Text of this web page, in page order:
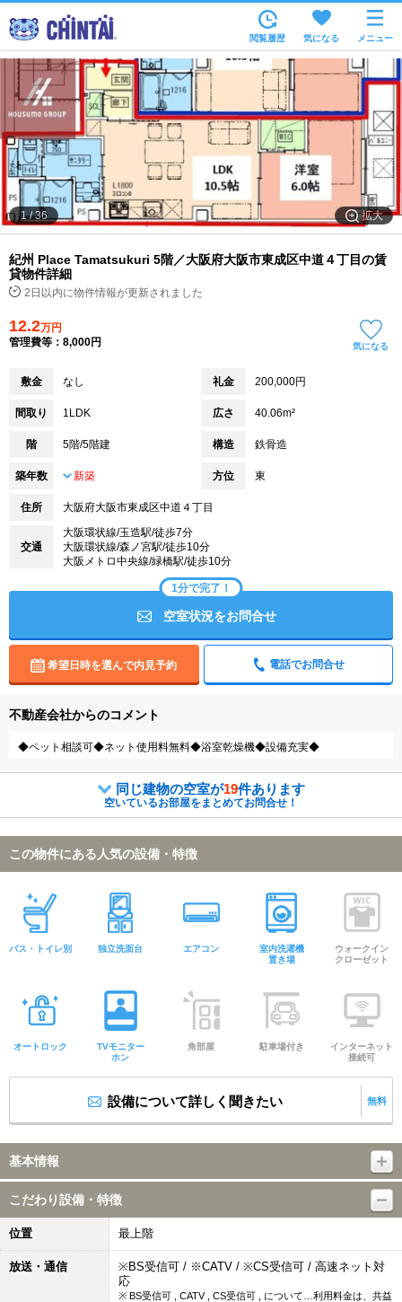
沿線・駅から
住所から
家賃相場から
通勤通学時間から
物件特集から
不動産会社から
TOP
閲覧履歴 気になる メニュー
拡大
1/36
紀州 Place Tamatsukuri 5階／大阪府大阪市東成区中道４丁目の賃
貸物件詳細
2日以内に物件情報が更新されました
12.2万円
管理費等：8,000円
気になる
敷金 なし 礼金 200,000円
間取り 1LDK 広さ 40.06m²
階 5階/5階建 構造 鉄骨造
築年数 新築 方位 東
住所 大阪府大阪市東成区中道４丁目
交通
大阪環状線/玉造駅/徒歩7分
大阪環状線/森ノ宮駅/徒歩10分
大阪メトロ中央線/緑橋駅/徒歩10分
1分で完了！
空室状況をお問合せ
希望日時を選んで内見予約 電話でお問合せ
不動産会社からのコメント
◆ペット相談可◆ネット使用料無料◆浴室乾燥機◆設備充実◆
同じ建物の空室が19件あります
空いているお部屋をまとめてお問合せ！
この物件にある人気の設備・特徴
バス・トイレ別 独立洗面台 エアコン
室内洗濯機
置き場
ウォークイン
クローゼット
オートロック
TVモニター
ホン
角部屋 駐車場付き
インターネット
接続可
設備について詳しく聞きたい 無料
基本情報
こだわり設備・特徴
位置 最上階
放送・通信
※BS受信可 / ※CATV / ※CS受信可 / 高速ネット対
応
※ BS受信可 , CATV , CS受信可 , について…利用料金は、共益